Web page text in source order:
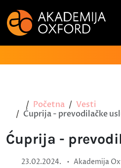
Početna
Vesti
Ćuprija - prevodilačke
Ćuprija -
23.02.2024. • Akademija